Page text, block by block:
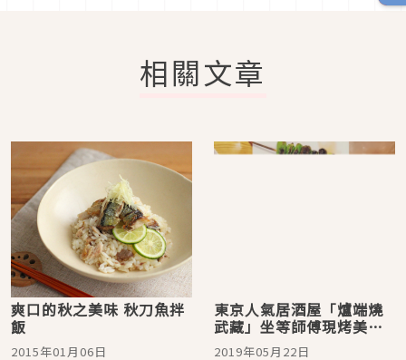
相關文章
爽口的秋之美味 秋刀魚拌
飯
2015年01月06日
東京人氣居酒屋「爐端燒
武藏」坐等師傅現烤美食
給你吃！
2019年05月22日